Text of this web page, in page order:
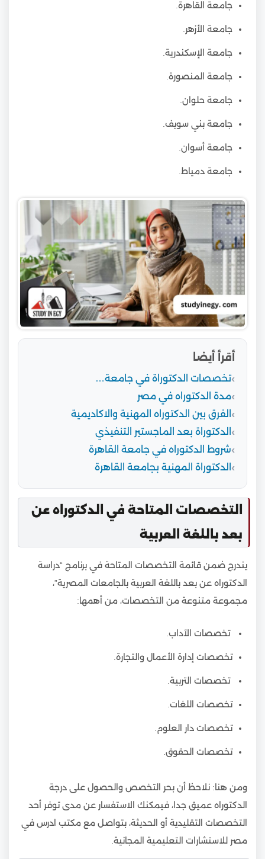
جامعة القاهرة.
جامعة الأزهر.
جامعة الإسكندرية.
جامعة المنصورة.
جامعة حلوان.
جامعة بني سويف.
جامعة أسوان.
جامعة دمياط.
أقرأ أيضا
تخصصات الدكتوراة في جامعة…
مدة الدكتوراه في مصر
الفرق بين الدكتوراه المهنية والاكاديمية
الدكتوراة بعد الماجستير التنفيذي
شروط الدكتوراه في جامعة القاهرة
الدكتوراة المهنية بجامعة القاهرة
التخصصات المتاحة في الدكتوراه عن
بعد باللغة العربية
يندرج ضمن قائمة التخصصات المتاحة في برنامج “دراسة
الدكتوراه عن بعد باللغة العربية بالجامعات المصرية”،
مجموعة متنوعة من التخصصات، من أهمها:
تخصصات الآداب.
تخصصات إدارة الأعمال والتجارة.
تخصصات التربية.
تخصصات اللغات.
تخصصات دار العلوم.
تخصصات الحقوق.
ومن هنا: نلاحظ أن بحر التخصص والحصول على درجة
الدكتوراه عميق جدا، فيمكنك الاستفسار عن مدى توفر أحد
التخصصات التقليدية أو الحديثة، بتواصل مع مكتب ادرس في
مصر للاستشارات التعليمية المجانية.